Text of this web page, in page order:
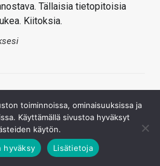
Tällaisia tietopitoisia
Kiitoksia.
toiminnoissa, ominaisuuksissa ja
Käyttämällä sivustoa hyväksyt
käytön.
hyväksy Lisätietoja